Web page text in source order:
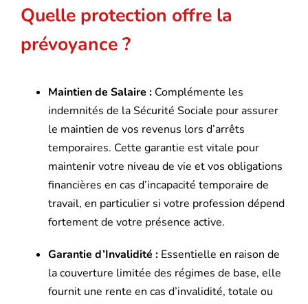
Quelle protection offre la
prévoyance ?
Maintien de Salaire :Complémente les
indemnités de la Sécurité Sociale pour assurer
le maintien de vos revenus lors d’arrêts
temporaires. Cette garantie est vitale pour
maintenir votre niveau de vie et vos obligations
financières en cas d’incapacité temporaire de
travail, en particulier si votre profession dépend
fortement de votre présence active.
Garantie d’Invalidité :Essentielle en raison de
la couverture limitée des régimes de base, elle
fournit une rente en cas d’invalidité, totale ou